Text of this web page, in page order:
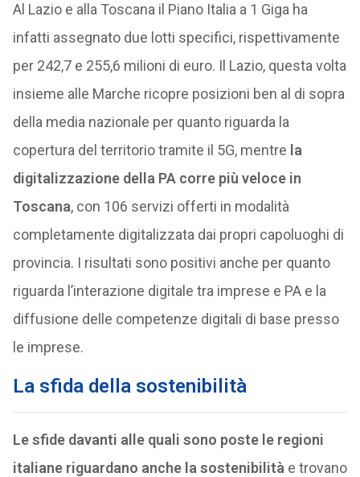
Al Lazio e alla Toscana il Piano Italia a 1 Giga ha
infatti assegnato due lotti specifici, rispettivamente
per 242,7 e 255,6 milioni di euro. Il Lazio, questa volta
insieme alle Marche ricopre posizioni ben al di sopra
della media nazionale per quanto riguarda la
copertura del territorio tramite il 5G, mentre la
digitalizzazione della PA corre più veloce in
Toscana, con 106 servizi offerti in modalità
completamente digitalizzata dai propri capoluoghi di
provincia. I risultati sono positivi anche per quanto
riguarda l’interazione digitale tra imprese e PA e la
diffusione delle competenze digitali di base presso
le imprese.
La sfida della sostenibilità
Le sfide davanti alle quali sono poste le regioni
italiane riguardano anche la sostenibilità e trovano